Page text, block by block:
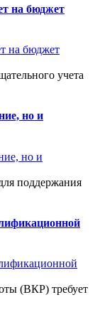
на бюджет
учета
но и
поддержания
(ВКР) требует